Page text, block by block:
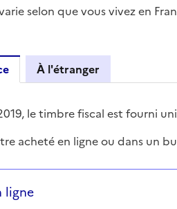
selon que vous vivez en
À l'étranger
le timbre fiscal est fourni
acheté en ligne ou dans un
aux questions successives et
choisi
ligne